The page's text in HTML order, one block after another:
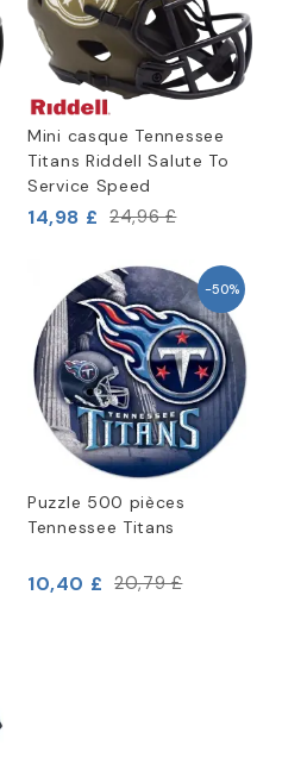
Mini casque Tennessee
Titans Riddell Salute To
Service Speed
14,98 £ 24,96 £
-50%
Puzzle 500 pièces
Tennessee Titans
10,40 £ 20,79 £